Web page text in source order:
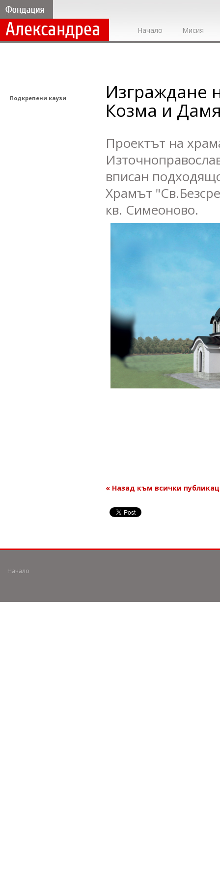
Начало Мисия
Подкрепени каузи
Изграждане
Козма и
Проектът на
вписан
Храмът
кв. Симеоново.
« Назад към всички
Начало